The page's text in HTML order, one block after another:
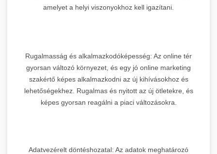
amelyet a helyi viszonyokhoz kell igazítani.
Rugalmasság és alkalmazkodóképesség: Az online tér
gyorsan változó környezet, és egy jó online marketing
szakértő képes alkalmazkodni az új kihívásokhoz és
lehetőségekhez. Rugalmas és nyitott az új ötletekre, és
képes gyorsan reagálni a piaci változásokra.
Adatvezérelt döntéshozatal: Az adatok meghatározó